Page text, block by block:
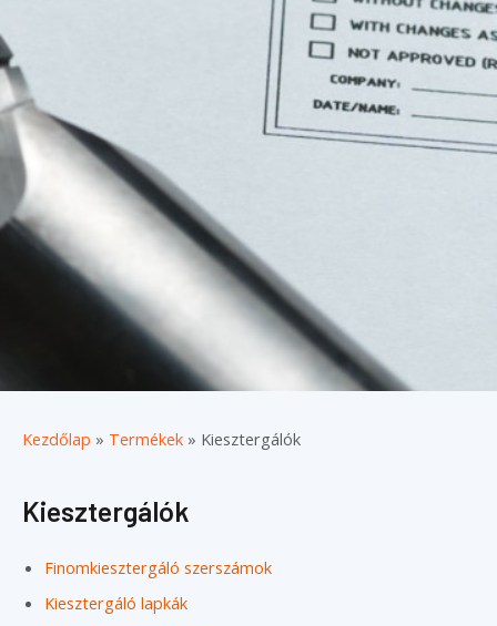
Kezdőlap » Termékek » Kiesztergálók
Kiesztergálók
Finomkiesztergáló szerszámok
Kiesztergáló lapkák